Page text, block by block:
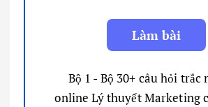
Bộ 1 - Bộ 30+ câu hỏi trắc
online Lý thuyết Marketing